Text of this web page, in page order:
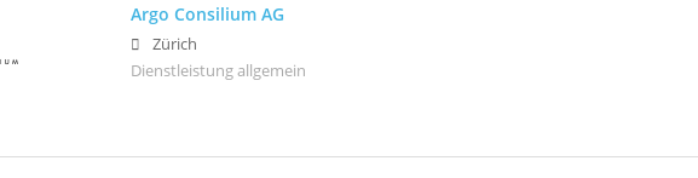
Argo Consilium AG
Zürich
Dienstleistung allgemein